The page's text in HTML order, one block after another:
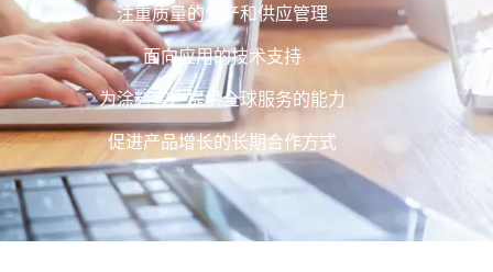
注重质量的生产和供应管理
面向应用的技术支持
为涂料客户提供全球服务的能力
促进产品增长的长期合作方式